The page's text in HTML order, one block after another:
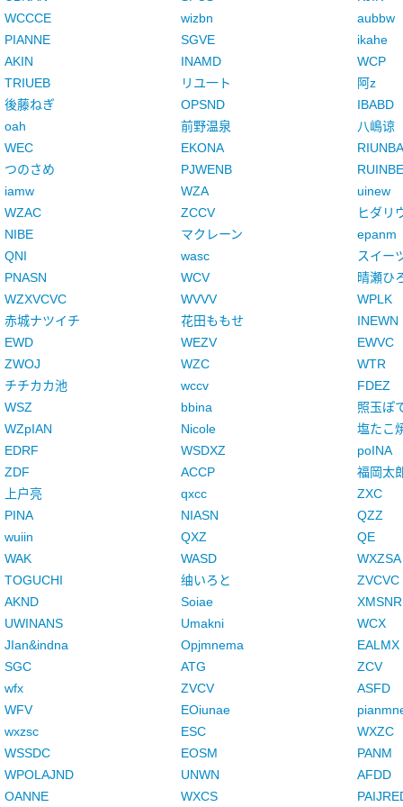
WCCCE
wizbn
aubbw
PIANNE
SGVE
ikahe
AKIN
INAMD
WCP
TRIUEB
リユ一ト
阿z
後藤ねぎ
OPSND
IBABD
oah
前野温泉
八嶋谅
WEC
EKONA
RIUNBA
つのさめ
PJWENB
RUINBE
iamw
WZA
uinew
WZAC
ZCCV
ヒダリ
NIBE
マクレーン
epanm
QNI
wasc
スイー
PNASN
WCV
晴瀬ひ
WZXVCVC
WVVV
WPLK
赤城ナツイチ
花田ももせ
INEWN
EWD
WEZV
EWVC
ZWOJ
WZC
WTR
チチカカ池
wccv
FDEZ
WSZ
bbina
照玉ぽ
WZpIAN
Nicole
塩たこ
EDRF
WSDXZ
poINA
ZDF
ACCP
福岡太
上户亮
qxcc
ZXC
PINA
NIASN
QZZ
wuiin
QXZ
QE
WAK
WASD
WXZSA
TOGUCHI
䌷いろと
ZVCVC
AKND
Soiae
XMSNR
UWINANS
Umakni
WCX
JIan&indna
Opjmnema
EALMX
SGC
ATG
ZCV
wfx
ZVCV
ASFD
WFV
EOiunae
wxzsc
ESC
WXZC
WSSDC
EOSM
PANM
WPOLAJND
UNWN
AFDD
OANNE
WXCS